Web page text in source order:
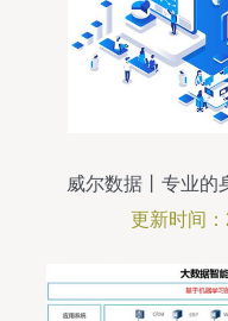
威尔数据丨专业的
更新时间